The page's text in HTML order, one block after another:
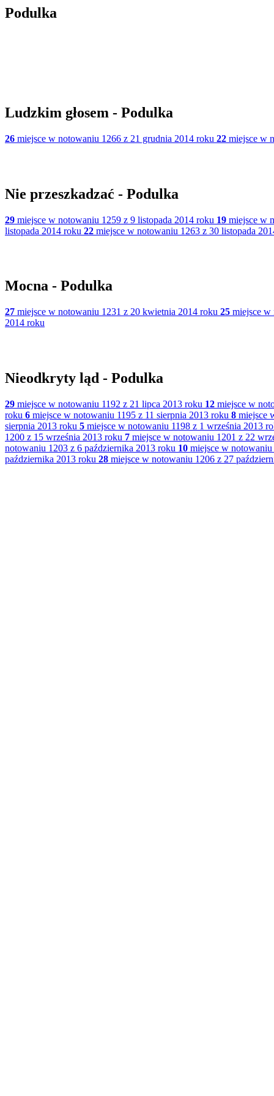
Podulka
Ludzkim głosem - Podulka
26 miejsce w notowaniu 1266 z 21 grudnia 2014 roku 22 miejsce w
Nie przeszkadzać - Podulka
29 miejsce w notowaniu 1259 z 9 listopada 2014 roku 19 miejsce w
listopada 2014 roku 22 miejsce w notowaniu 1263 z 30 listopada
Mocna - Podulka
27 miejsce w notowaniu 1231 z 20 kwietnia 2014 roku 25 miejsce w
2014 roku
Nieodkryty ląd - Podulka
29 miejsce w notowaniu 1192 z 21 lipca 2013 roku 12 miejsce w
roku 6 miejsce w notowaniu 1195 z 11 sierpnia 2013 roku 8 miejsce
sierpnia 2013 roku 5 miejsce w notowaniu 1198 z 1 września 2013
1200 z 15 września 2013 roku 7 miejsce w notowaniu 1201 z 22
notowaniu 1203 z 6 października 2013 roku 10 miejsce w
października 2013 roku 28 miejsce w notowaniu 1206 z 27